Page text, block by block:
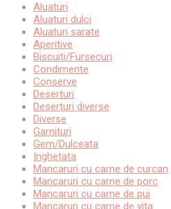
Aluaturi
Aluaturi dulci
Aluaturi sarate
Aperitive
Biscuiti/Fursecuri
Condimente
Conserve
Deserturi
Deserturi diverse
Diverse
Garnituri
Gem/Dulceata
Inghetata
Mancaruri cu carne de curcan
Mancaruri cu carne de porc
Mancaruri cu carne de pui
Mancaruri cu carne de vita